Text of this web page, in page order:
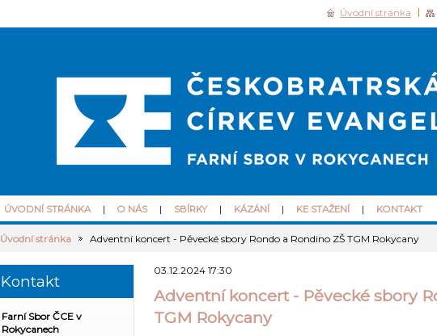
ÚVODNÍ STRÁNKA O NÁS SBÍRKY KÁZÁNÍ KE STAŽENÍ KONTAKT
Úvodní stránka Adventní koncert - Pěvecké sbory Rondo a Rondino ZŠ TGM Rokycany
03.12.2024 17:30
Adventní koncert - Pěvecké sbory
TGM Rokycany
Kontakt
Farní Sbor ČCE v
Rokycanech
Úvodní stránka